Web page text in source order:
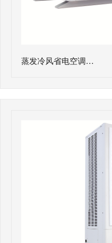
蒸发冷风省电空调…